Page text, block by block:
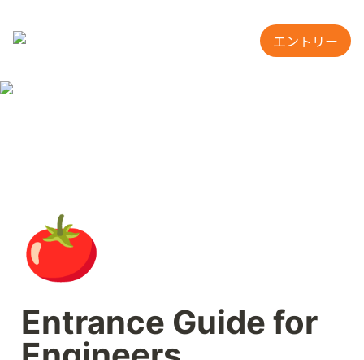
エントリー
🍅
Entrance Guide for